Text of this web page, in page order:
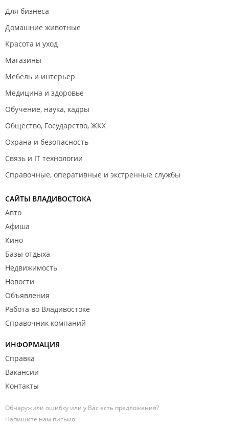
Для бизнеса
Домашние животные
Красота и уход
Магазины
Мебель и интерьер
Медицина и здоровье
Обучение, наука, кадры
Общество, Государство, ЖКХ
Охрана и безопасность
Связь и IT технологии
Справочные, оперативные и экстренные службы
САЙТЫ ВЛАДИВОСТОКА
Авто
Афиша
Кино
Базы отдыха
Недвижимость
Новости
Объявления
Работа во Владивостоке
Справочник компаний
ИНФОРМАЦИЯ
Справка
Вакансии
Контакты
Обнаружили ошибку или у Вас есть предложения?
Напишите нам письмо: